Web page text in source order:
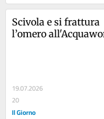
Scivola e si frattura
l’omero
19.07.2026
20
Il Giorno